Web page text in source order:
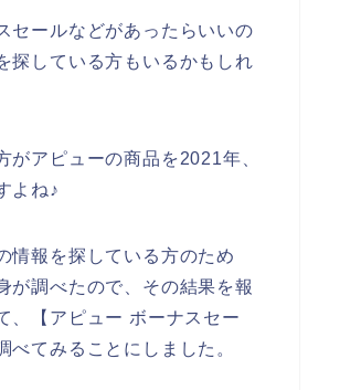
セールなどがあったらいいの
探している方もいるかもしれ
アピューの商品を2021年、
よね♪
情報を探している方のため
が調べたので、その結果を報
、【アピュー ボーナスセー
てみることにしました。